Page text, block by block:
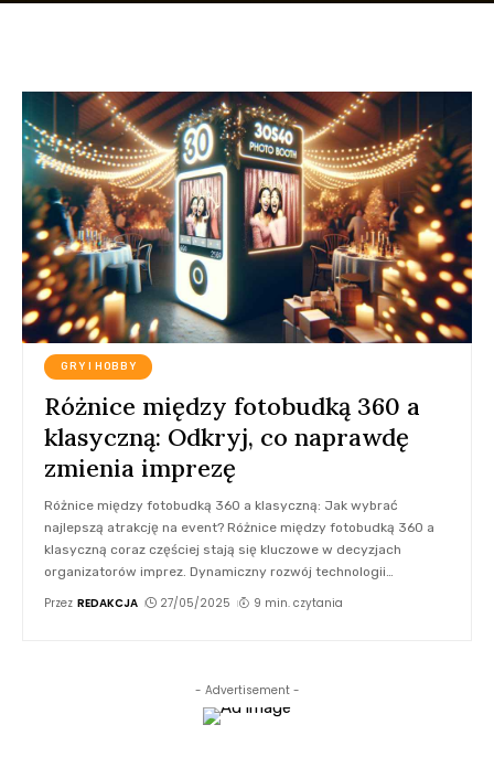
GRY I HOBBY
Różnice między fotobudką 360 a
klasyczną: Odkryj, co naprawdę
zmienia imprezę
Różnice między fotobudką 360 a klasyczną: Jak wybrać
najlepszą atrakcję na event? Różnice między fotobudką 360 a
klasyczną coraz częściej stają się kluczowe w decyzjach
organizatorów imprez. Dynamiczny rozwój technologii…
Przez REDAKCJA 27/05/2025 9 min. czytania
- Advertisement -